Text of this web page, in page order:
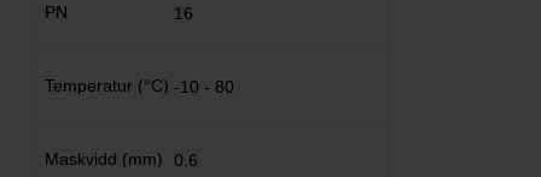
16
-10 - 80
0.6